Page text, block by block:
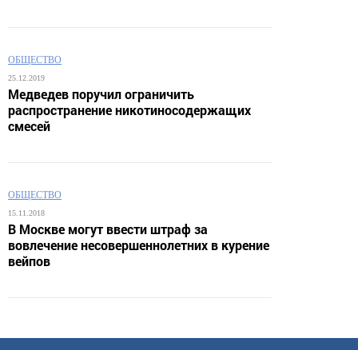
ОБЩЕСТВО
25.12.2019
Медведев поручил ограничить
распространение никотиносодержащих
смесей
ОБЩЕСТВО
15.11.2018
В Москве могут ввести штраф за
вовлечение несовершеннолетних в курение
вейпов